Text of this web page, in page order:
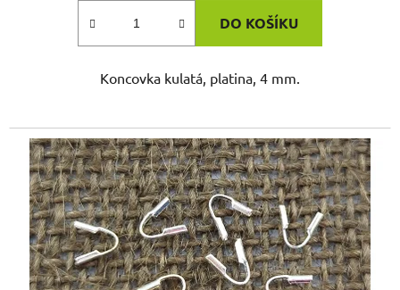
DO KOŠÍKU
Koncovka kulatá, platina, 4 mm.